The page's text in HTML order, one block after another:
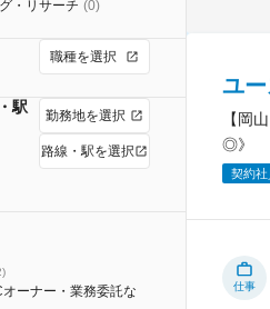
・リサーチ (0)
職種を選択
駅 勤務地を選択
路線・駅を選択
)
ーナー・業務委託な
ユ
【岡
◎》
契約社
仕事